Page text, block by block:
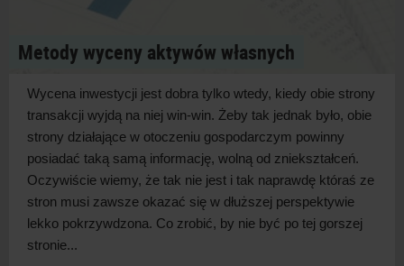
Metody wyceny aktywów własnych
Wycena inwestycji jest dobra tylko wtedy, kiedy obie strony
transakcji wyjdą na niej win-win. Żeby tak jednak było, obie
strony działające w otoczeniu gospodarczym powinny
posiadać taką samą informację, wolną od zniekształceń.
Oczywiście wiemy, że tak nie jest i tak naprawdę któraś ze
stron musi zawsze okazać się w dłuższej perspektywie
lekko pokrzywdzona. Co zrobić, by nie być po tej gorszej
stronie...